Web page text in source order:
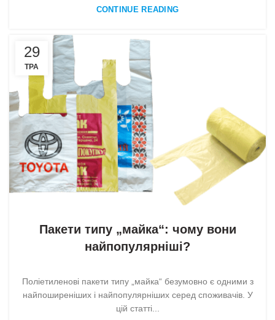
CONTINUE READING
29
ТРА
Пакети типу „майка“: чому вони
найпопулярніші?
Поліетиленові пакети типу „майка“ безумовно є одними з
найпоширеніших і найпопулярніших серед споживачів. У
цій статті...